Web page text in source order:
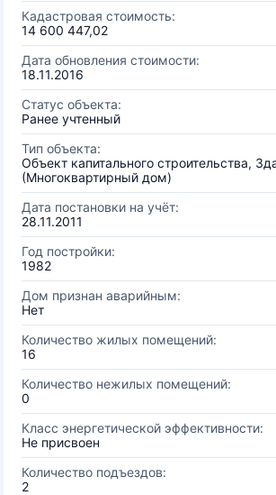
Кадастровая стоимость:
14 600 447,02
Дата обновления стоимости:
18.11.2016
Статус объекта:
Ранее учтенный
Тип объекта:
Объект капитального строительства,
(Многоквартирный дом)
Дата постановки на учёт:
28.11.2011
Год постройки:
1982
Дом признан аварийным:
Нет
Количество жилых помещений:
16
Количество нежилых помещений:
0
Класс энергетической эффективности:
Не присвоен
Количество подъездов:
2